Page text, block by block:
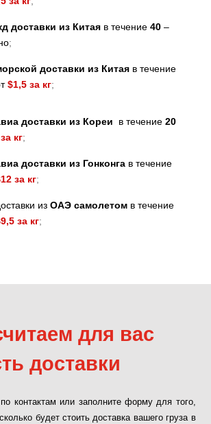
доставки из Китая в течение 40–
;
доставки из Китая в течение
$1,5 за кг;
доставки из Кореи в течение 20
кг;
доставки из Гонконга в течение
за кг;
изОАЭ самолетом в течение
за кг;
для вас
доставки
контактам или заполните форму для того,
будет стоить доставка вашего груза в